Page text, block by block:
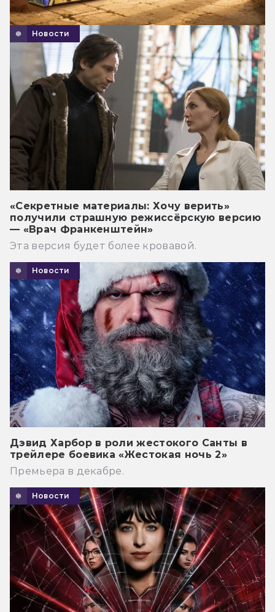
Новости
«Секретные материалы: Хочу верить»
получили страшную режиссёрскую версию
— «Врач Франкенштейн»
Эта версия будет более кровавой.
Новости
Дэвид Харбор в роли жестокого Санты в
трейлере боевика «Жестокая ночь 2»
Премьера в декабре.
Новости